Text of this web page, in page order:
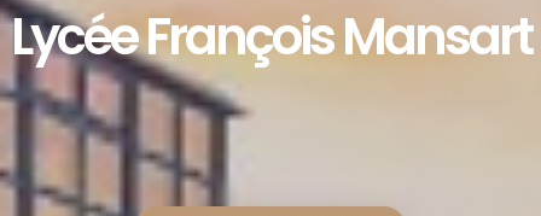
Lycée François Mansart